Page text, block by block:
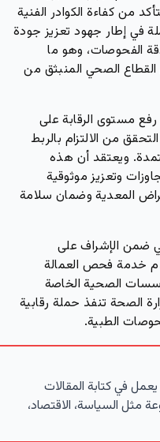
من كفاءة الكوادر الفنية
في إطار جهود تعزيز جودة
الفحوصات، وهو ما
الصحي المنبثق من
رفع مستوى الرقابة على
من الالتزام بالربط
ويعتقد أن هذه
وتعزيز موثوقية
المعدية وضمان سلامة
ضمن الإشراف على
خدمة فحص العمالة
الصحية الخاصة
الصحة تنفذ حملة رقابية
الطبية.
في كتابة المقالات
مثل السياسة، الاقتصاد،